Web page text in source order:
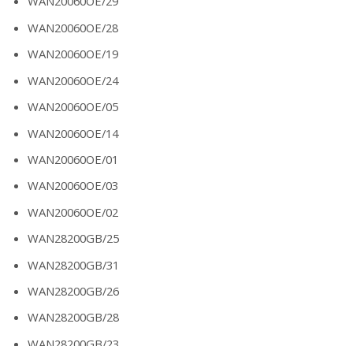
WAN20060OE/28
WAN20060OE/19
WAN20060OE/24
WAN20060OE/05
WAN20060OE/14
WAN20060OE/01
WAN20060OE/03
WAN20060OE/02
WAN28200GB/25
WAN28200GB/31
WAN28200GB/26
WAN28200GB/28